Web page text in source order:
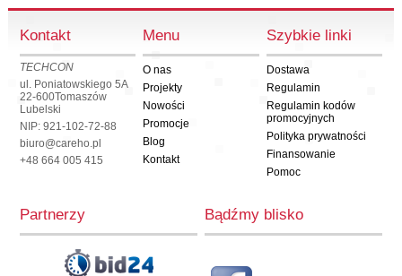
Kontakt
TECHCON
ul. Poniatowskiego 5A
22-600Tomaszów
Lubelski
NIP: 921-102-72-88
biuro@careho.pl
+48 664 005 415
Menu
O nas
Projekty
Nowości
Promocje
Blog
Kontakt
Szybkie linki
Dostawa
Regulamin
Regulamin kodów
promocyjnych
Polityka prywatności
Finansowanie
Pomoc
Partnerzy Bądźmy blisko